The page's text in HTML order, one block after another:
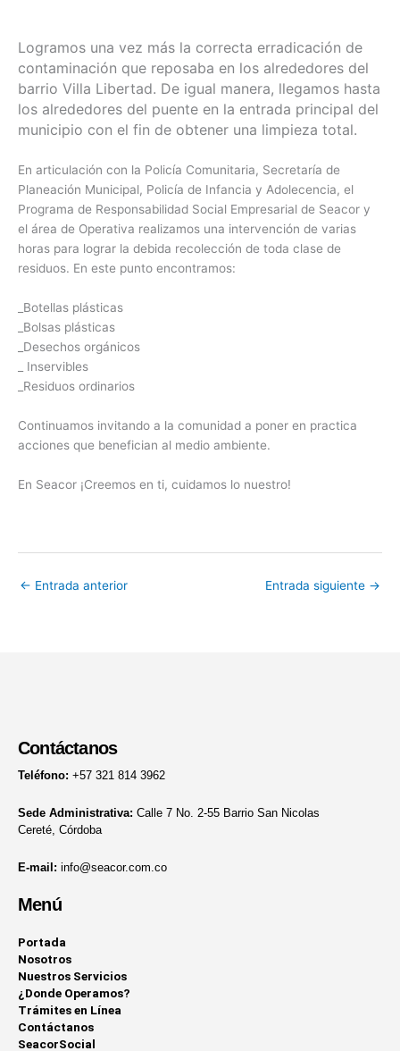
Logramos una vez más la correcta erradicación de
contaminación que reposaba en los alrededores del
barrio Villa Libertad. De igual manera, llegamos hasta
los alrededores del puente en la entrada principal del
municipio con el fin de obtener una limpieza total.
En articulación con la Policía Comunitaria, Secretaría de
Planeación Municipal, Policía de Infancia y Adolecencia, el
Programa de Responsabilidad Social Empresarial de Seacor y
el área de Operativa realizamos una intervención de varias
horas para lograr la debida recolección de toda clase de
residuos. En este punto encontramos:
_Botellas plásticas
_Bolsas plásticas
_Desechos orgánicos
_ Inservibles
_Residuos ordinarios
Continuamos invitando a la comunidad a poner en practica
acciones que benefician al medio ambiente.
En Seacor ¡Creemos en ti, cuidamos lo nuestro!
← Entrada anterior Entrada siguiente →
Contáctanos
Teléfono: +57 321 814 3962
Sede Administrativa: Calle 7 No. 2-55 Barrio San Nicolas
Cereté, Córdoba
E-mail: info@seacor.com.co
Menú
Portada
Nosotros
Nuestros Servicios
¿Donde Operamos?
Trámites en Línea
Contáctanos
SeacorSocial